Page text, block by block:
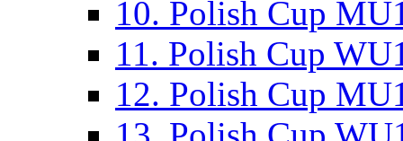
10. Polish Cup
11. Polish Cup
12. Polish Cup